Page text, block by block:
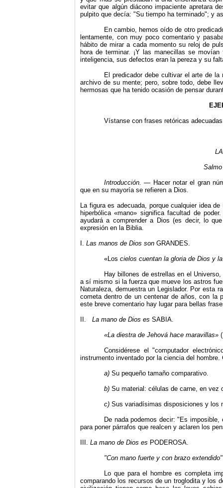
evitar que algún diácono impaciente apretara
pulpito que decía: "Su tiempo ha terminado"; y
En cambio, hemos oído de otro
lentamente, con muy poco comentario y
hábito de mirar a cada momento su reloj de
hora de terminar. ¡Y las manecillas se
inteligencia, sus defectos eran la pereza y su
El predicador debe cultivar el arte de
archivo de su mente; pero, sobre todo, debe
hermosas que ha tenido ocasión de pensar
Vístanse con frases retóricas
Introducción.— Hacer notar el gran
que en su mayoría se refieren a Dios.
La figura es adecuada, porque cualquier idea
hiperbólica «mano» significa facultad de
ayudará a comprender a Dios (es decir, lo
expresión en la Biblia.
I. Las manos de Dios son GRANDES.
«Los cielos cuentan la gloria de Dios y
Hay billones de estrellas en el
a sí mismo si la fuerza que mueve los astros
Naturaleza, demuestra un Legislador. Por esta
cometa dentro de un centenar de años, con la
este breve comentario hay lugar para bellas
II. La mano de Dios es SABIA.
«La diestra de Jehová hace maravillas»
Considérese el "computador
instrumento inventado por la ciencia del hombre.
a) Su pequeño tamaño comparativo.
b) Su material: células de carne, en
c) Sus variadísimas disposiciones y los
De nada podemos decir: "Es
para poner párrafos que realcen y aclaren los
III. La mano de Dios es PODEROSA.
"Con mano fuerte y con brazo extendido"
Lo que para el hombre es completa
comparando los recursos de un troglodita y los